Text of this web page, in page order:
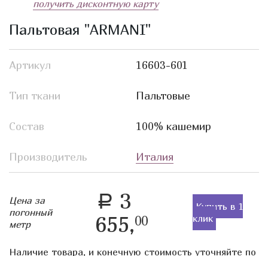
получить дисконтную карту
Пальтовая "ARMANI"
Артикул 16603-601
Тип ткани Пальтовые
Состав 100% кашемир
Производитель Италия
Цена за
погонный
метр
a 3
655,00
Купить в 1
клик
Наличие товара, и конечную стоимость уточняйте по